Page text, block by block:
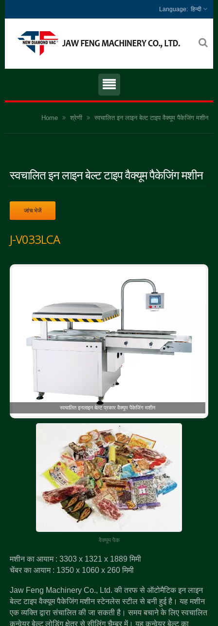
हिन्दी
Home श्रेणी स्वचालित इन लाइन बेल्ट टाइप वैक्यूम पैकेजिंग मशीन
स्वचालित इन लाइन बेल्ट टाइप वैक्यूम पैकेजिंग मशीन
जांच भेजें
J-V033LCA
स्वचालित इनलाइन बेल्ट प्रकार वैक्यूम पैकेजिंग मशीन
वैक्यूम पैक
मशीन का आयाम : 3303 x 1321 x 1889 मिमी
चेंबर का आयाम : 1350 x 1060 x 260 मिमी
Jaw Feng Machinery Co., Ltd. की तरफ से ऑटोमैटिक इन लाइन
बेल्ट टाइप वैक्यूम पैकेजिंग मशीन स्टेनलेस स्टील से बनी हुई है। यह मशीन
एक व्यक्ति द्वारा संचालित की जा सकती है। समय बचाने के लिए स्वचालित
कन्वेयर बेल्ट लोडिंग क्षेत्र से सीलिंग चैम्बर में। यह कन्वेयर बेल्ट का